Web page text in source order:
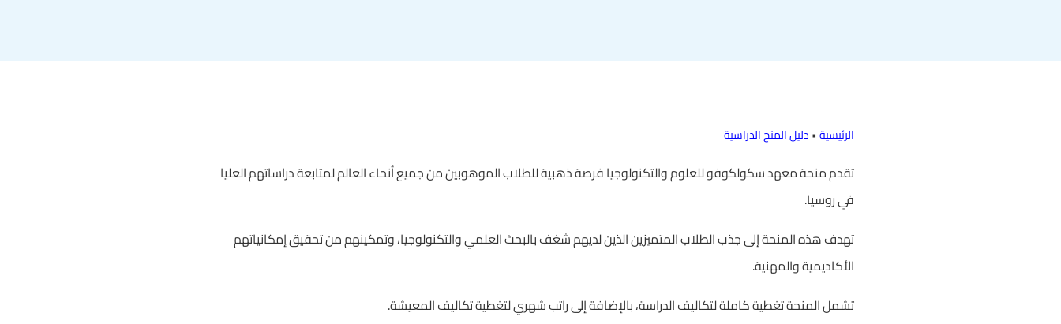
الرئيسية•دليل المنح الدراسية
تقدم منحة معهد سكولكوفو للعلوم والتكنولوجيا فرصة ذهبية للطلاب الموهوبين من جميع أنحاء العالم لمتابعة دراساتهم العليا
في روسيا.
تهدف هذه المنحة إلى جذب الطلاب المتميزين الذين لديهم شغف بالبحث العلمي والتكنولوجيا، وتمكينهم من تحقيق إمكانياتهم
الأكاديمية والمهنية.
تشمل المنحة تغطية كاملة لتكاليف الدراسة، بالإضافة إلى راتب شهري لتغطية تكاليف المعيشة.